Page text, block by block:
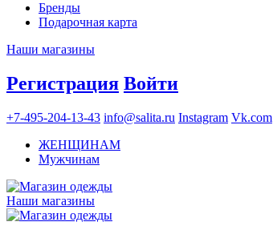
Бренды
Подарочная карта
Наши магазины
Регистрация Войти
+7-495-204-13-43 info@salita.ru Instagram Vk.com
ЖЕНЩИНАМ
Мужчинам
Наши магазины